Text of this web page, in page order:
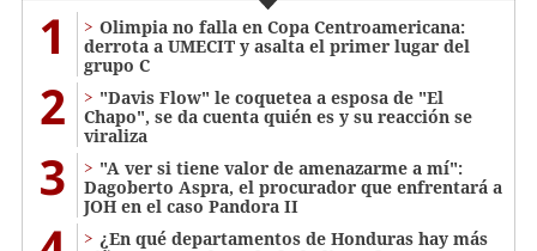
1
Olimpia no falla en Copa Centroamericana:
derrota a UMECIT y asalta el primer lugar del
grupo C
2
"Davis Flow" le coquetea a esposa de "El
Chapo", se da cuenta quién es y su reacción se
viraliza
3
"A ver si tiene valor de amenazarme a mí":
Dagoberto Aspra, el procurador que enfrentará a
JOH en el caso Pandora II
¿En qué departamentos de Honduras hay más